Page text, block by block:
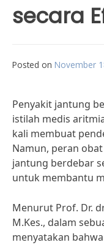
secara
Posted on November
Penyakit jantung
istilah medis
kali membuat
Namun, peran
jantung berdebar
untuk membantu
Menurut Prof. Dr.
M.Kes., dalam
menyatakan